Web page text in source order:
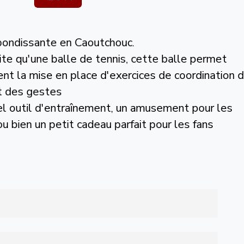
en Caoutchouc.
qu'une balle de tennis, cette balle permet
la mise en place d'exercices de coordination
des gestes
outil d'entraînement, un amusement pour les
bien un petit cadeau parfait pour les fans